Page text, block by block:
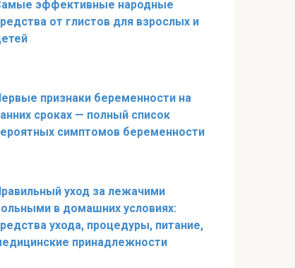
эффективные народные
от глистов для взрослых и
признаки беременности на
сроках — полный список
симптомов беременности
уход за лежачими
в домашних условиях:
ухода, процедуры, питание,
принадлежности